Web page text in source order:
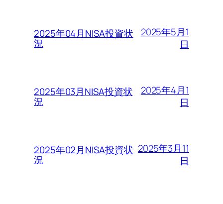
2025年04月NISA投資状
況
2025年5月1
日
2025年03月NISA投資状
況
2025年4月1
日
2025年02月NISA投資状
況
2025年3月11
日